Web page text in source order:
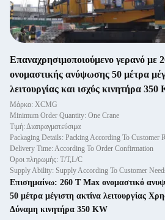
Επαναχρησιμοποιούμενο γερανό με
ονομαστικής ανύψωσης 50 μέτρα
λειτουργίας και ισχύς κινητήρα 350
Μάρκα: XCMG
Minimum Order Quantity: One Crane
Τιμή: Διαπραγματεύσιμα
Packaging Details: Packing According To Customer
Delivery Time: According To Order Confirmation
Όροι πληρωμής: T/T,L/C
Supply Ability: Supply According To Customer
Επισημαίνω: 260 T Max ονομαστικό
50 μέτρα μέγιστη ακτίνα λειτουργίας
Δύναμη κινητήρα 350 KW